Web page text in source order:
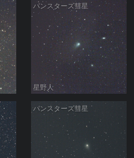
パンスターズ彗星
星野人
パンスターズ彗星